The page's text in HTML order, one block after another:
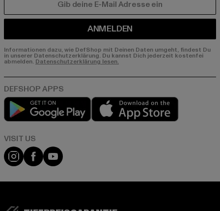
ANMELDEN
Informationen dazu, wie DefShop mit Deinen Daten umgeht, findest Du
in unserer Datenschutzerklärung. Du kannst Dich jederzeit kostenfei
abmelden. Datenschutzerklärung lesen.
Play market
Visit our Instagram page:
Visit our Facebook page:
Visit our YouTube channel: